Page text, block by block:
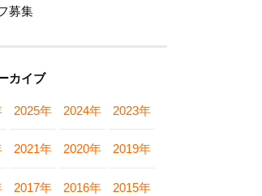
募集
カイブ
2025年 2024年 2023年
2021年 2020年 2019年
2017年 2016年 2015年